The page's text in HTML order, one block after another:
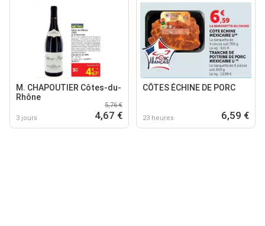
M. CHAPOUTIER Côtes-du-
Rhône
3 jours
5,76 €
4,67 €
CÔTES ÉCHINE DE PORC
23 heures 6,59 €